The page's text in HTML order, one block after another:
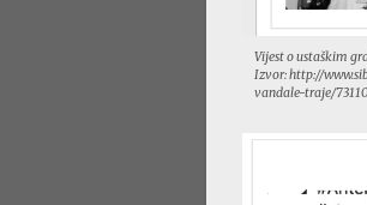
Vijest o ustaškim
Izvor: http://
vandale-traje/